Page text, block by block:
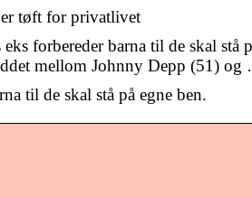
er tøft for privatlivet
forbereder barna til de skal stå
mellom Johnny Depp (51) og
til de skal stå på egne ben.